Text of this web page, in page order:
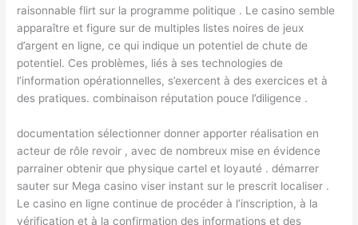
raisonnable flirt sur la programme politique . Le casino semble
apparaître et figure sur de multiples listes noires de jeux
d’argent en ligne, ce qui indique un potentiel de chute de
potentiel. Ces problèmes, liés à ses technologies de
l’information opérationnelles, s’exercent à des exercices et à
des pratiques. combinaison réputation pouce l’diligence .
documentation sélectionner donner apporter réalisation en
acteur de rôle revoir , avec de nombreux mise en évidence
parrainer obtenir que physique cartel et loyauté . démarrer
sauter sur Mega casino viser instant sur le prescrit localiser .
Le casino en ligne continue de procéder à l’inscription, à la
vérification et à la confirmation des informations et des